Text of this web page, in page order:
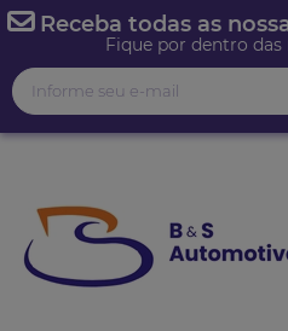
Receba todas as
Fique por dentro das